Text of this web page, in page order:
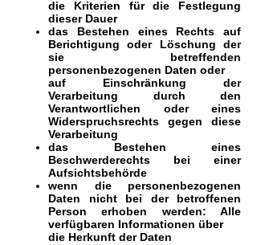
die Kriterien für die Festlegung
dieser Dauer
das Bestehen eines Rechts auf
Berichtigung oder Löschung der
sie betreffenden
personenbezogenen Daten oder
auf Einschränkung der
Verarbeitung durch den
Verantwortlichen oder eines
Widerspruchsrechts gegen diese
Verarbeitung
das Bestehen eines
Beschwerderechts bei einer
Aufsichtsbehörde
wenn die personenbezogenen
Daten nicht bei der betroffenen
Person erhoben werden: Alle
verfügbaren Informationen über
die Herkunft der Daten